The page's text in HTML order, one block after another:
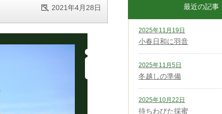
2021年4月28日 最近の記事
2025年11月19日
小春日和に羽音
2025年11月5日
冬越しの準備
2025年10月22日
待ちわびた採蜜